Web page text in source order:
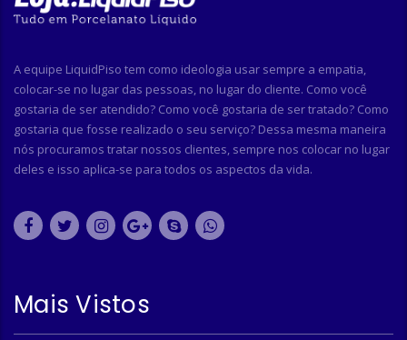
A equipe LiquidPiso tem como ideologia usar sempre a empatia,
colocar-se no lugar das pessoas, no lugar do cliente. Como você
gostaria de ser atendido? Como você gostaria de ser tratado? Como
gostaria que fosse realizado o seu serviço? Dessa mesma maneira
nós procuramos tratar nossos clientes, sempre nos colocar no lugar
deles e isso aplica-se para todos os aspectos da vida.
Mais Vistos